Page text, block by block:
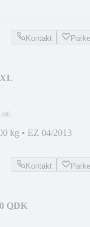
Kontakt
mtl.
kg • EZ 04/2013
Kontakt
QDK